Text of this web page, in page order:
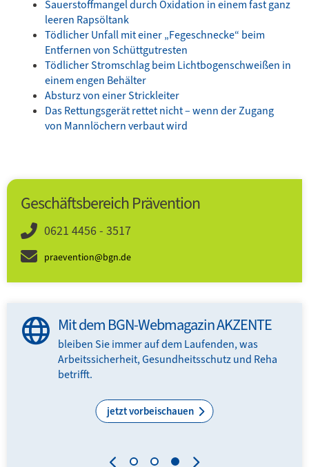
Sauerstoffmangel durch Oxidation in einem fast ganz
leeren Rapsöltank
Tödlicher Unfall mit einer „Fegeschnecke“ beim
Entfernen von Schüttgutresten
Tödlicher Stromschlag beim Lichtbogenschweißen in
einem engen Behälter
Absturz von einer Strickleiter
Das Rettungsgerät rettet nicht – wenn der Zugang
von Mannlöchern verbaut wird
Geschäftsbereich Prävention
0621 4456 - 3517
praevention@bgn.de
Mit dem BGN-Webmagazin AKZENTE
bleiben Sie immer auf dem Laufenden, was
Arbeitssicherheit, Gesundheitsschutz und Reha
betrifft.
jetzt vorbeischauen